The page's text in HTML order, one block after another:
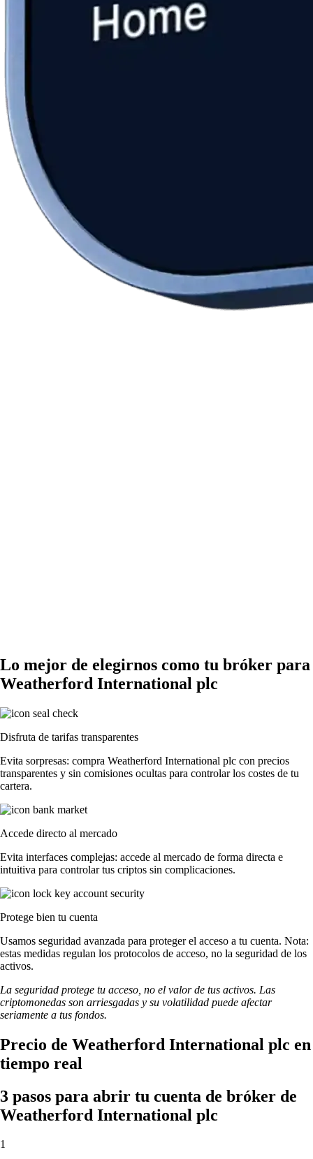
Lo mejor de elegirnos como tu bróker para
Weatherford International plc
Disfruta de tarifas transparentes
Evita sorpresas: compra Weatherford International plc con precios
transparentes y sin comisiones ocultas para controlar los costes de tu
cartera.
Accede directo al mercado
Evita interfaces complejas: accede al mercado de forma directa e
intuitiva para controlar tus criptos sin complicaciones.
Protege bien tu cuenta
Usamos seguridad avanzada para proteger el acceso a tu cuenta. Nota:
estas medidas regulan los protocolos de acceso, no la seguridad de los
activos.
La seguridad protege tu acceso, no el valor de tus activos. Las
criptomonedas son arriesgadas y su volatilidad puede afectar
seriamente a tus fondos.
Precio de Weatherford International plc en
tiempo real
3 pasos para abrir tu cuenta de bróker de
Weatherford International plc
1